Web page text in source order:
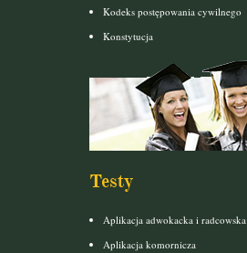
Kodeks postępowania cywilnego
Konstytucja
Testy
Aplikacja adwokacka i radcowska
Aplikacja komornicza